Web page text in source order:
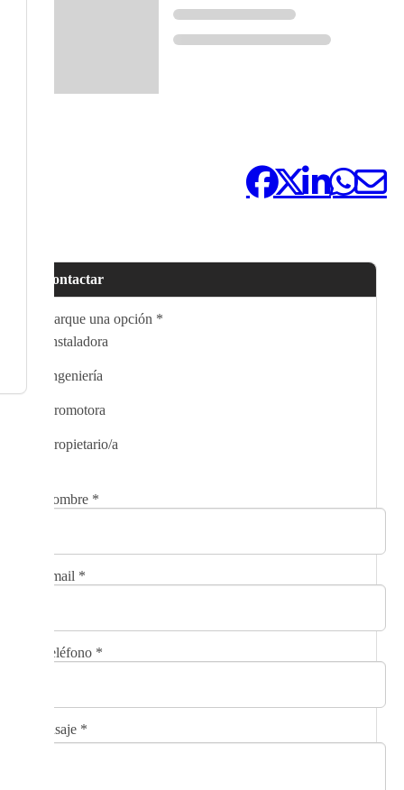
Contactar
Marque una opción *
Instaladora
Ingeniería
Promotora
Propietario/a
Nombre *
Email *
Teléfono *
Mensaje *